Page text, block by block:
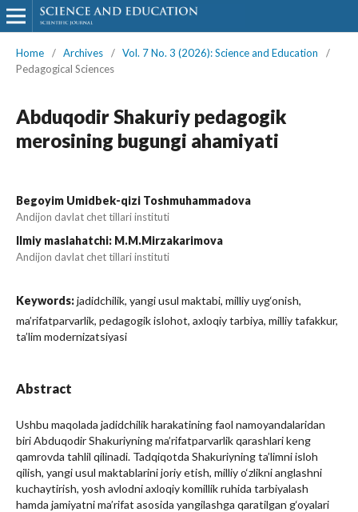
Home / Archives / Vol. 7 No. 3 (2026): Science and Education
/
Pedagogical Sciences
Abduqodir Shakuriy pedagogik
merosining bugungi ahamiyati
Begoyim Umidbek-qizi Toshmuhammadova
Andijon davlat chet tillari instituti
Ilmiy maslahatchi: M.M.Mirzakarimova
Andijon davlat chet tillari instituti
Keywords:jadidchilik, yangi usul maktabi, milliy uyg‘onish,
ma’rifatparvarlik, pedagogik islohot, axloqiy tarbiya, milliy tafakkur,
ta’lim modernizatsiyasi
Abstract
Ushbu maqolada jadidchilik harakatining faol namoyandalaridan
biri Abduqodir Shakuriyning ma’rifatparvarlik qarashlari keng
qamrovda tahlil qilinadi. Tadqiqotda Shakuriyning ta’limni isloh
qilish, yangi usul maktablarini joriy etish, milliy o‘zlikni anglashni
kuchaytirish, yosh avlodni axloqiy komillik ruhida tarbiyalash
hamda jamiyatni ma’rifat asosida yangilashga qaratilgan g‘oyalari